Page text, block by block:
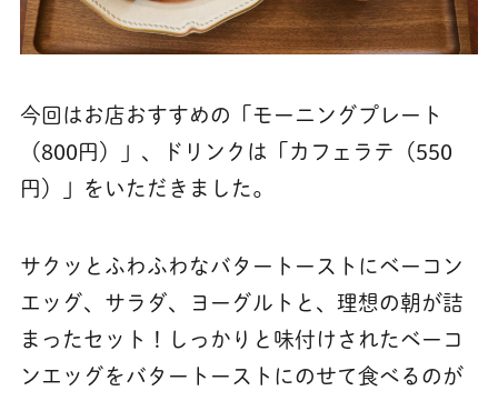
今回はお店おすすめの「モーニングプレート
（800円）」、ドリンクは「カフェラテ（550
円）」をいただきました。
サクッとふわふわなバタートーストにベーコン
エッグ、サラダ、ヨーグルトと、理想の朝が詰
まったセット！しっかりと味付けされたベーコ
ンエッグをバタートーストにのせて食べるのが